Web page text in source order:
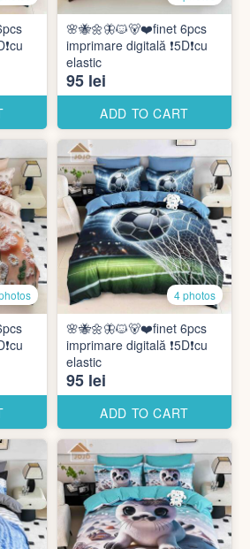
🌸🐝🌼🦋🐱🐻❤️finet 6pcs
imprimare digitală ❗️5D❗️cu
elastic
95 lei
ADD TO CART
4 photos
🌸🐝🌼🦋🐱🐻❤️finet 6pcs
imprimare digitală ❗️5D❗️cu
elastic
95 lei
ADD TO CART